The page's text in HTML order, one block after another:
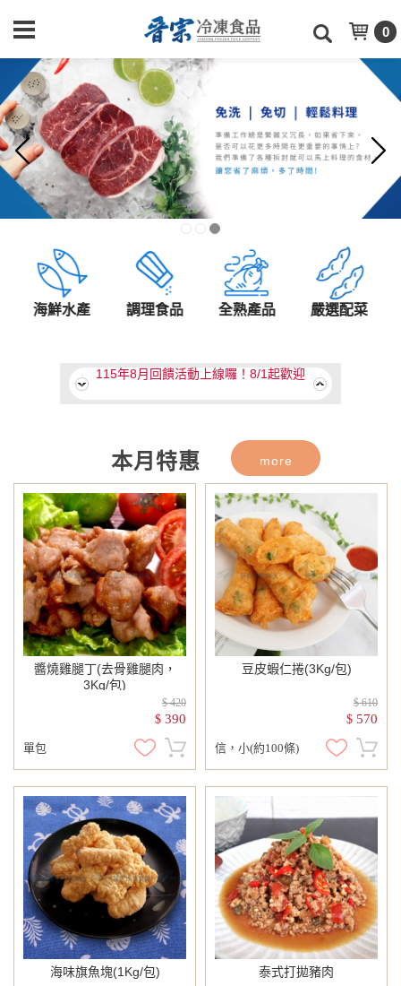
0
海鮮水產 調理食品 全熟產品 嚴選配菜
【食上年味】食上天2026年菜目錄
至本月促銷類別選購！
【食上年味】食上天2026年菜目錄
至本月促銷類別選購！
本月特惠 more
醬燒雞腿丁(去骨雞腿肉，
3Kg/包)
$ 420
$ 390
單包
豆皮蝦仁捲(3Kg/包)
$ 610
$ 570
信，小(約100條)
海味旗魚塊(1Kg/包) 泰式打拋豬肉